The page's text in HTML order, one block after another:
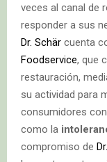
veces al canal de
responder a sus
Dr. Schär cuenta
Foodservice, que
restauración,
su actividad para
consumidores
como la
compromiso de